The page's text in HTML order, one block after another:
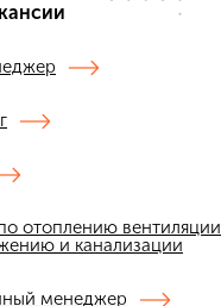
отоплению вентиляции
и канализации
менеджер